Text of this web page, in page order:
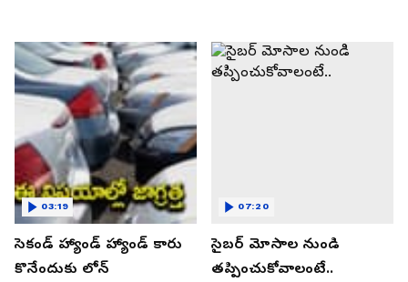
సెకండ్ హ్యాండ్ హ్యాండ్ కారు
కొనేందుకు లోన్
03:19
సైబర్ మోసాల నుండి
తప్పించుకోవాలంటే..
07:20